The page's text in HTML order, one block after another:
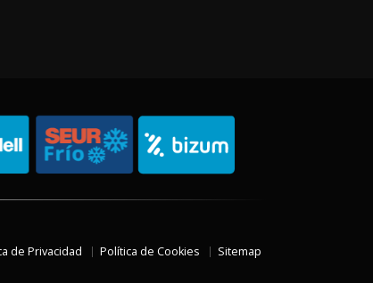
de Privacidad Política de Cookies Sitemap